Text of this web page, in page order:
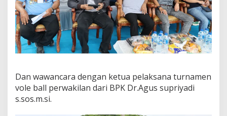
Dan wawancara dengan ketua pelaksana turnamen
vole ball perwakilan dari BPK Dr.Agus supriyadi
s.sos.m.si.